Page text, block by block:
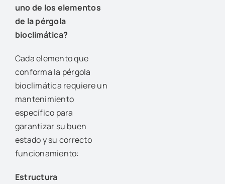
uno de los elementos
de la pérgola
bioclimática?
Cada elemento que
conforma la pérgola
bioclimática requiere un
mantenimiento
específico para
garantizar su buen
estado y su correcto
funcionamiento:
Estructura